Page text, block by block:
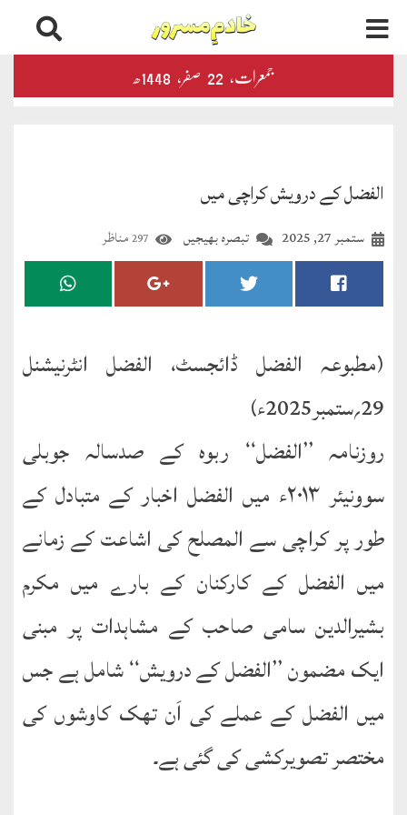
جمعرات‬‮، 22صفر‬،
و
ڈائجسٹ
الفضل
انٹرنیشنل
احمدیہ
انصارالدین
طارق
ھوالشافی
اسماعیل
دیگر
خطبات
جمعہ
عیدین
خطابات
الفضل کے درویش کراچی میں
تبصرہ بھیجیں ستمبر 27, 2025 297مناظر
(مطبوعہ الفضل ڈائجسٹ، الفضل انٹرنیشنل
29؍ستمبر2025ء)
روزنامہ ’’الفضل‘‘ ربوہ کے صدسالہ جوبلی
سوونیئر ۲۰۱۳ء میں الفضل اخبار کے متبادل کے
طور پر کراچی سے المصلح کی اشاعت کے زمانے
میں الفضل کے کارکنان کے بارے میں مکرم
بشیرالدین سامی صاحب کے مشاہدات پر مبنی
ایک مضمون ’’الفضل کے درویش‘‘ شامل ہے جس
میں الفضل کے عملے کی اَن تھک کاوشوں کی
مختصر تصویرکشی کی گئی ہے۔
اردو